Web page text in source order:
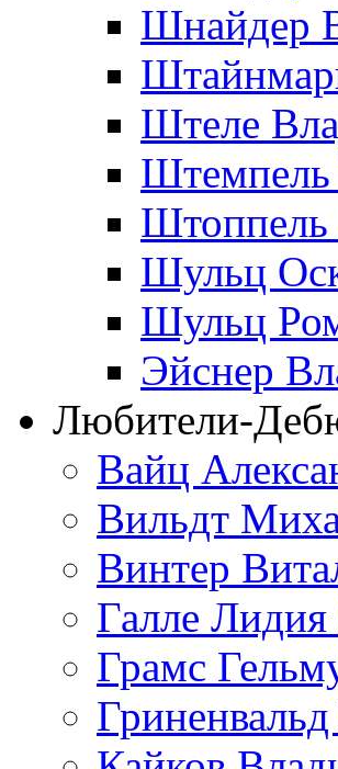
Шнайдер
Штеле
Штемпель
Шульц
Шульц
Эйснер
Любители-
Вайц
Вильдт
Винтер
Галле
Грамс